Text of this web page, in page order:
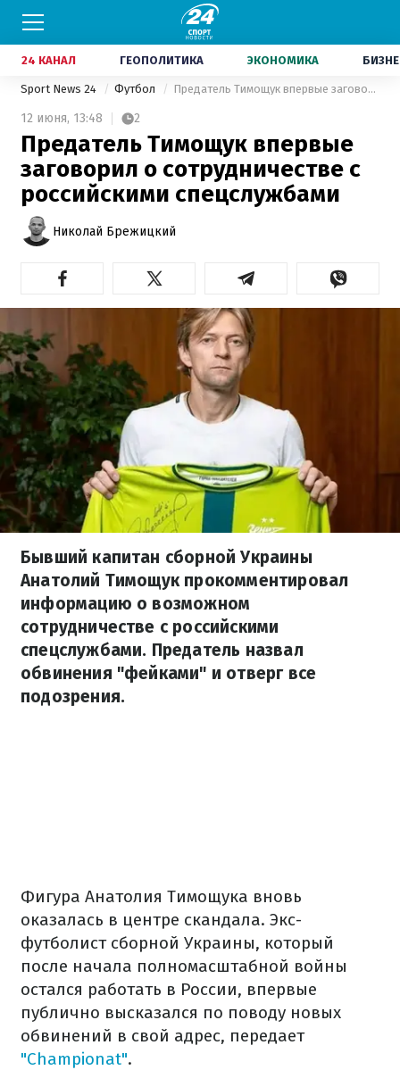
24 КАНАЛ ГЕОПОЛИТИКА ЭКОНОМИКА
Sport News 24 Футбол Предатель Тимощук впервые заговорил о сотрудничестве с российскими спецслужбами
12 июня, 13:48 2
Предатель Тимощук впервые
заговорил о сотрудничестве с
российскими спецслужбами
Николай Брежицкий
Бывший капитан сборной Украины
Анатолий Тимощук прокомментировал
информацию о возможном
сотрудничестве с российскими
спецслужбами. Предатель назвал
обвинения "фейками" и отверг все
подозрения.
Фигура Анатолия Тимощука вновь
оказалась в центре скандала. Экс-
футболист сборной Украины, который
после начала полномасштабной войны
остался работать в России, впервые
публично высказался по поводу новых
обвинений в свой адрес, передает
"Championat".